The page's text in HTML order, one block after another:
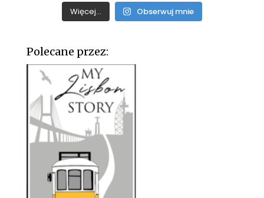
Więcej... Obserwuj mnie
Polecane przez: